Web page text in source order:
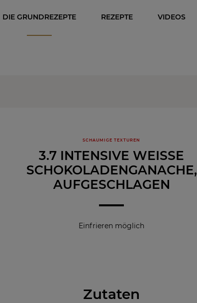
DIE GRUNDREZEPTE REZEPTE VIDEOS
SCHAUMIGE TEXTUREN
3.7 INTENSIVE WEISSE
SCHOKOLADENGANACHE,
AUFGESCHLAGEN
Einfrieren möglich
Zutaten